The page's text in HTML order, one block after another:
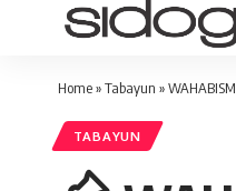
Home»Tabayun »
TABAYUN